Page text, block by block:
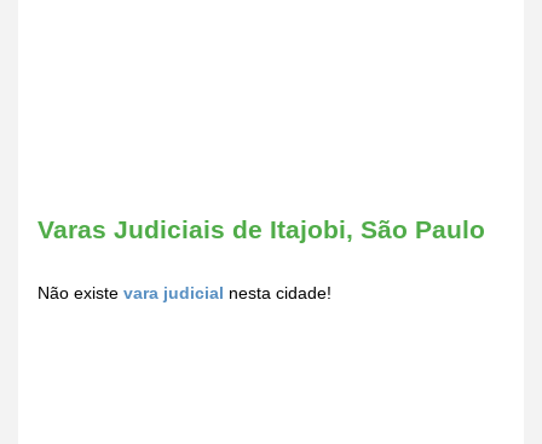
Varas Judiciais de Itajobi, São Paulo
Não existe vara judicial nesta cidade!